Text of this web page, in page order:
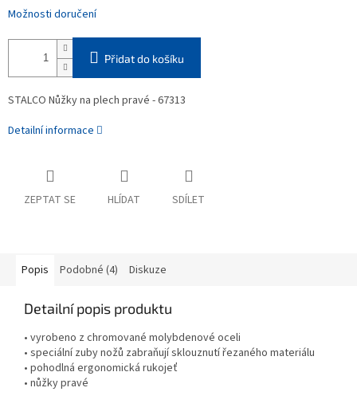
Možnosti doručení
Přidat do košíku
STALCO Nůžky na plech pravé - 67313
Detailní informace
ZEPTAT SE HLÍDAT SDÍLET
Popis Podobné (4) Diskuze
Detailní popis produktu
• vyrobeno z chromované molybdenové oceli
• speciální zuby nožů zabraňují sklouznutí řezaného materiálu
• pohodlná ergonomická rukojeť
• nůžky pravé